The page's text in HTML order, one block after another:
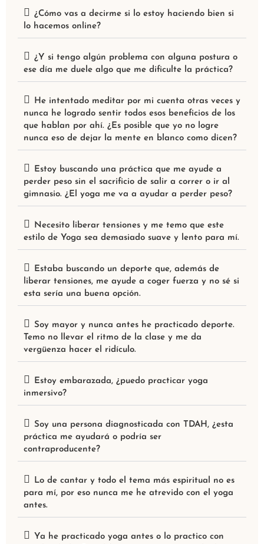
¿Cómo vas a decirme si lo estoy haciendo bien si
lo hacemos online?
¿Y si tengo algún problema con alguna postura o
ese día me duele algo que me dificulte la práctica?
He intentado meditar por mi cuenta otras veces y
nunca he logrado sentir todos esos beneficios de los
que hablan por ahí. ¿Es posible que yo no logre
nunca eso de dejar la mente en blanco como dicen?
Estoy buscando una práctica que me ayude a
perder peso sin el sacrificio de salir a correr o ir al
gimnasio. ¿El yoga me va a ayudar a perder peso?
Necesito liberar tensiones y me temo que este
estilo de Yoga sea demasiado suave y lento para mí.
Estaba buscando un deporte que, además de
liberar tensiones, me ayude a coger fuerza y no sé si
esta sería una buena opción.
Soy mayor y nunca antes he practicado deporte.
Temo no llevar el ritmo de la clase y me da
vergüenza hacer el ridículo.
Estoy embarazada, ¿puedo practicar yoga
inmersivo?
Soy una persona diagnosticada con TDAH, ¿esta
práctica me ayudará o podría ser
contraproducente?
Lo de cantar y todo el tema más espiritual no es
para mí, por eso nunca me he atrevido con el yoga
antes.
Ya he practicado yoga antes o lo practico con